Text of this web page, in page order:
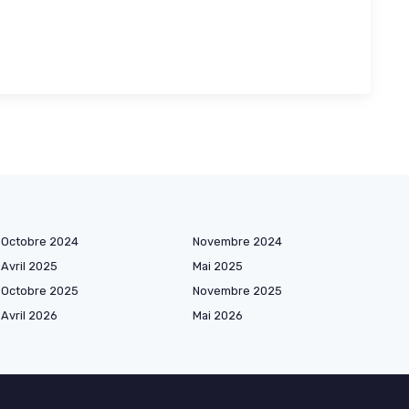
Octobre 2024
Novembre 2024
Avril 2025
Mai 2025
Octobre 2025
Novembre 2025
Avril 2026
Mai 2026